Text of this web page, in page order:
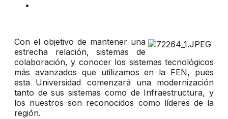
Con el objetivo de mantener una
estrecha relación, sistemas de
colaboración, y conocer los sistemas tecnológicos
más avanzados que utilizamos en la FEN, pues
esta Universidad comenzará una modernización
tanto de sus sistemas como de Infraestructura, y
los nuestros son reconocidos como líderes de la
región.